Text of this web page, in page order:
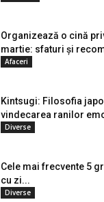
Organizează o cină
martie: sfaturi și
Afaceri
Kintsugi: Filosofia
vindecarea ranilor
Diverse
Cele mai frecvente 5
cu zi...
Diverse